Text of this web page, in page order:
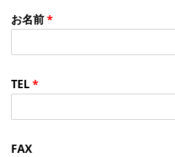
お名前*
TEL*
FAX